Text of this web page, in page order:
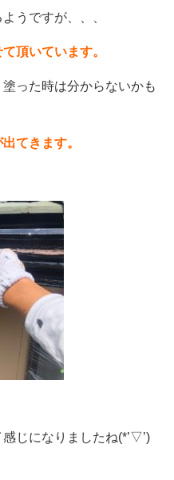
うですが、、、
頂いています。
った時は分からないかも
てきます。
じになりましたね(*’▽’)